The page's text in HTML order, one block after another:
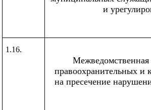
и
1.16.
правоохранительных и
на пресечение